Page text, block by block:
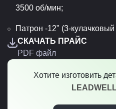
3500 об/мин;
Патрон -12" (3-
СКАЧАТЬ ПРАЙС
PDF файл
Хотите изготовить